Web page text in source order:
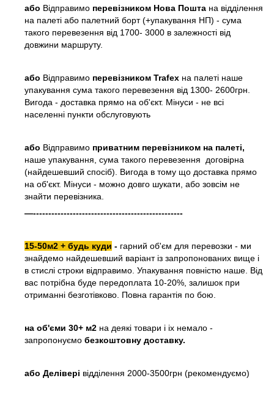
або Відправимо перевізником Нова Пошта на відділення
на палеті або палетний борт (+упакування НП) - сума
такого перевезення від 1700- 3000 в залежності від
довжини маршруту.
або Відправимо перевізником Trafex на палеті наше
упакування сума такого перевезення від 1300- 2600грн.
Вигода - доставка прямо на об'єкт. Мінуси - не всі
населенні пункти обслуговують
або Відправимо приватним перевізником на палеті,
наше упакування, сума такого перевезення договірна
(найдешевший спосіб). Вигода в тому що доставка прямо
на об'єкт. Мінуси - можно довго шукати, або зовсім не
знайти перевізника.
—-------------------------------------------------
15-50м2 + будь куди - гарний об'єм для перевозки - ми
знайдемо найдешевший варіант із запропонованих вище і
в стислі строки відправимо. Упакування повністю наше. Від
вас потрібна буде передоплата 10-20%, залишок при
отриманні безготівково. Повна гарантія по бою.
на об'єми 30+ м2 на деякі товари і іх немало -
запропонуємо безкоштовну доставку.
або Делівері відділення 2000-3500грн (рекомендуємо)